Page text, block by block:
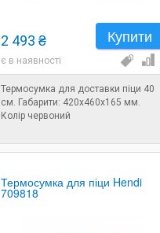
Купити
2 493 ₴
є в наявності
Термосумка для доставки піци 40
см. Габарити: 420х460х165 мм.
Колір червоний
Термосумка для піци Hendi
709818